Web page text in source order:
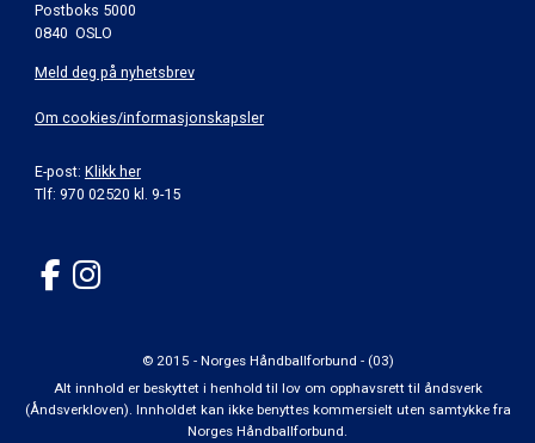
Postboks 5000
0840 OSLO
Meld deg på nyhetsbrev
Om cookies/informasjonskapsler
E-post: Klikk her
Tlf: 970 02520 kl. 9-15
© 2015 - Norges Håndballforbund - (03)
Alt innhold er beskyttet i henhold til lov om opphavsrett til åndsverk
(Åndsverkloven). Innholdet kan ikke benyttes kommersielt uten samtykke fra
Norges Håndballforbund.